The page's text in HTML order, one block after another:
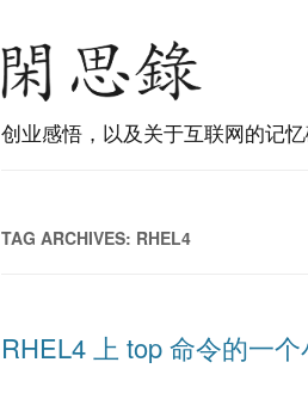
创业感悟，以及关于互联网的记
TAG ARCHIVES: RHEL4
RHEL4 上 top 命令的一